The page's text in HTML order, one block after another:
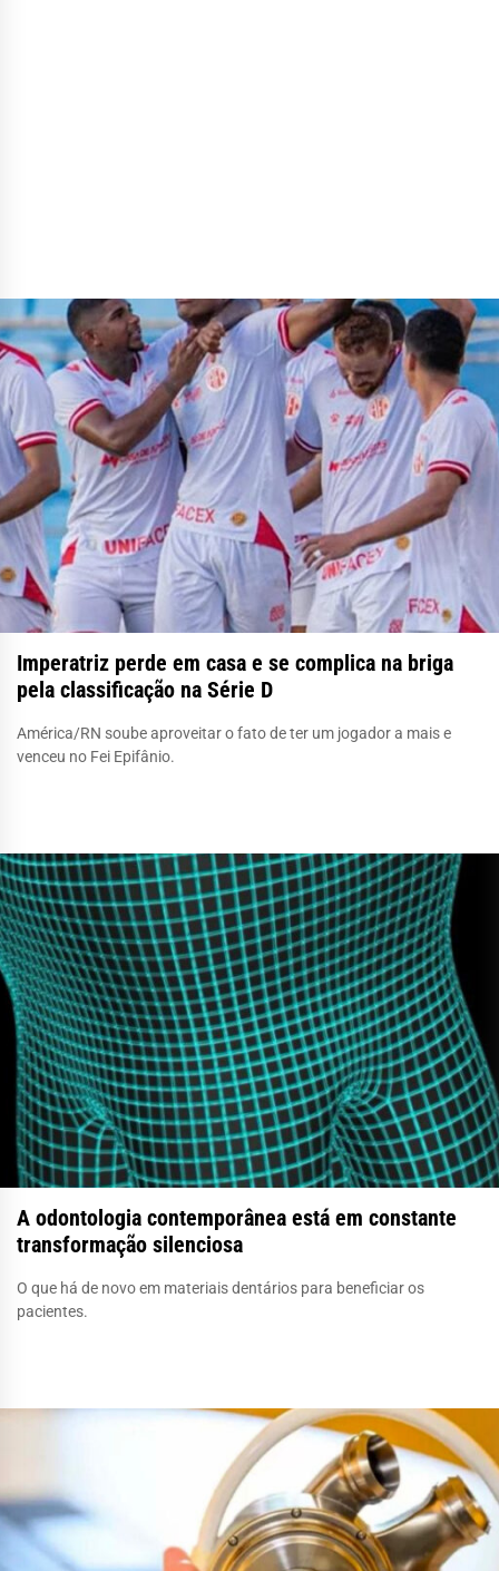
Imperatriz perde em casa e se complica na briga
pela classificação na Série D
América/RN soube aproveitar o fato de ter um jogador a mais e
venceu no Fei Epifânio.
A odontologia contemporânea está em constante
transformação silenciosa
O que há de novo em materiais dentários para beneficiar os
pacientes.